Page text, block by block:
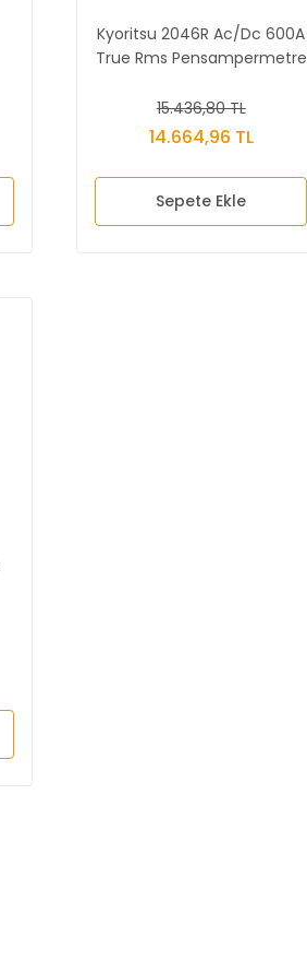
Kyoritsu 2046R Ac/Dc 600A
True Rms Pensampermetre
15.436,80 TL
14.664,96 TL
Sepete Ekle